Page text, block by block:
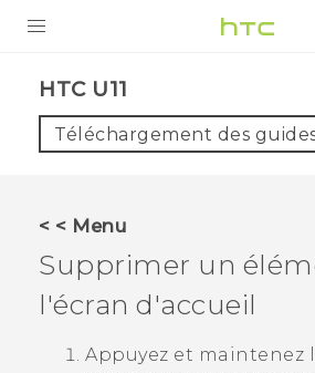
VIVE
VIVERSE
ASSISTANCE
HTC U11‎
Téléchargement des
< < Menu
Supprimer un
l'écran d'accueil
Appuyez et maintenez